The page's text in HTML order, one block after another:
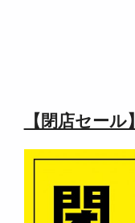
【閉店セール】